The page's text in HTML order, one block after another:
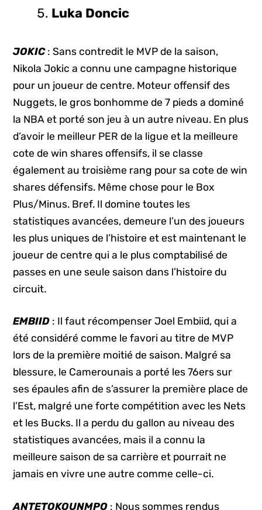
Luka Doncic
JOKIC : Sans contredit le MVP de la saison,
Nikola Jokic a connu une campagne historique
pour un joueur de centre. Moteur offensif des
Nuggets, le gros bonhomme de 7 pieds a dominé
la NBA et porté son jeu à un autre niveau. En plus
d’avoir le meilleur PER de la ligue et la meilleure
cote de win shares offensifs, il se classe
également au troisième rang pour sa cote de win
shares défensifs. Même chose pour le Box
Plus/Minus. Bref. Il domine toutes les
statistiques avancées, demeure l’un des joueurs
les plus uniques de l’histoire et est maintenant le
joueur de centre qui a le plus comptabilisé de
passes en une seule saison dans l’histoire du
circuit.
EMBIID : Il faut récompenser Joel Embiid, qui a
été considéré comme le favori au titre de MVP
lors de la première moitié de saison. Malgré sa
blessure, le Camerounais a porté les 76ers sur
ses épaules afin de s’assurer la première place de
l’Est, malgré une forte compétition avec les Nets
et les Bucks. Il a perdu du gallon au niveau des
statistiques avancées, mais il a connu la
meilleure saison de sa carrière et pourrait ne
jamais en vivre une autre comme celle-ci.
ANTETOKOUNMPO : Nous sommes rendus